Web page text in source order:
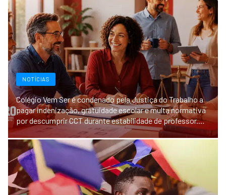
NOTÍCIAS
Colégio Vem Ser é condenado pela Justiça do Trabalho a
pagar indenização, gratuidade escolar e multa normativa
por descumprir CCT durante estabilidade de professor.
Sinpro Rio Preto.